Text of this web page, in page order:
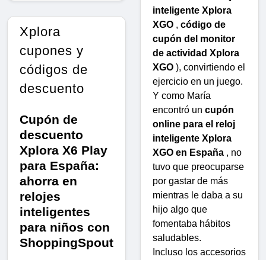
Xplora
cupones y
códigos de
descuento
Cupón de
descuento
Xplora X6 Play
para España:
ahorra en
relojes
inteligentes
para niños con
ShoppingSpout
inteligente Xplora
XGO , código de
cupón del monitor
de actividad Xplora
XGO ), convirtiendo el
ejercicio en un juego.
Y como María
encontró un cupón
online para el reloj
inteligente Xplora
XGO en España , no
tuvo que preocuparse
por gastar de más
mientras le daba a su
hijo algo que
fomentaba hábitos
saludables.
Incluso los accesorios